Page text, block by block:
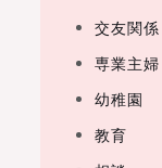
交友関係
専業主婦
幼稚園
教育